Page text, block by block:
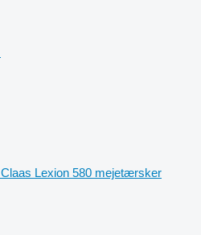
Claas Lexion 580 mejetærsker